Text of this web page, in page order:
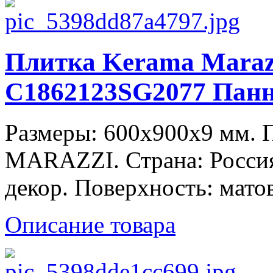
Плитка Kerama
C1862123SG2077
Размеры: 600x900x9 мм.
MARAZZI. Страна:
декор. Поверхность:
Описание товара